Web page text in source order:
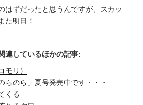
はずだったと思うんですが、スカッ
た明日！
連しているほかの記事:
モリ）
らのら」夏号発売中です・・・
くる